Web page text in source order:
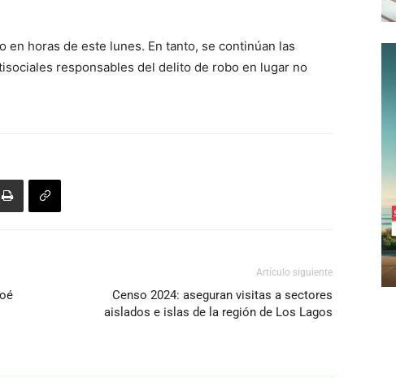
flecha
arriba/abajo
en horas de este lunes. En tanto, se continúan las
responsables del delito de robo en lugar no
Artículo siguiente
Censo 2024: aseguran visitas a sectores
aislados e islas de la región de Los Lagos